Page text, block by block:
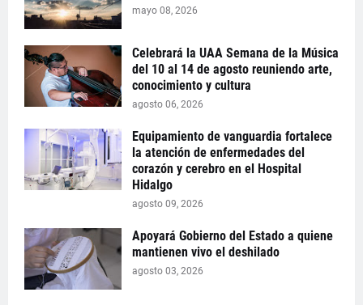
mayo 08, 2026
Celebrará la UAA Semana de la Música
del 10 al 14 de agosto reuniendo arte,
conocimiento y cultura
agosto 06, 2026
Equipamiento de vanguardia fortalece
la atención de enfermedades del
corazón y cerebro en el Hospital
Hidalgo
agosto 09, 2026
Apoyará Gobierno del Estado a quiene
mantienen vivo el deshilado
agosto 03, 2026